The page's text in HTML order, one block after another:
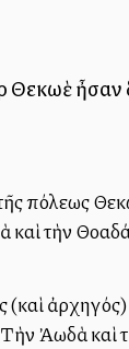
Θεκωὲ ἦσαν
πόλεως
καὶ τὴν
(καὶ
Τὴν Ἀωδὰ καὶ